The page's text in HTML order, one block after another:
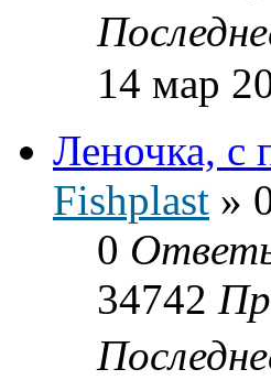
14 мар
Леночка, с
Fishplast »
0
34742